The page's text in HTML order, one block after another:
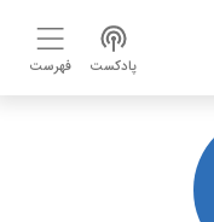
پادکست فهرست